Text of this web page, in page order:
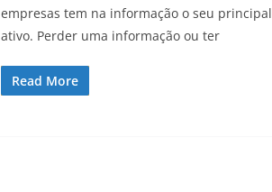
empresas tem na informação o seu principal
ativo. Perder uma informação ou ter
Read More